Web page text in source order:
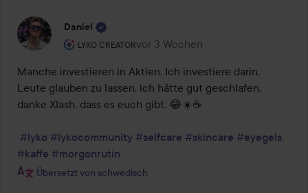
Daniel
LYKO CREATOR
Rolle des Benutzers: Lyko Creator.
vor 3 Wochen
Der Beitrag wurde vor 3 Wochen
Manche investieren in Aktien. Ich investiere darin,
Leute glauben zu lassen, ich hätte gut geschlafen,
danke Xlash, dass es euch gibt. 😂☀️☕️
#lyko #lykocommunity #selfcare #skincare #eyegels
#kaffe #morgonrutin
Übersetzt von schwedisch